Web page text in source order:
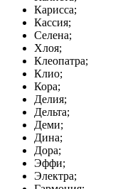
Карисса;
Кассия;
Селена;
Хлоя;
Клеопатра;
Клио;
Кора;
Делия;
Дельта;
Деми;
Дина;
Дора;
Эффи;
Электра;